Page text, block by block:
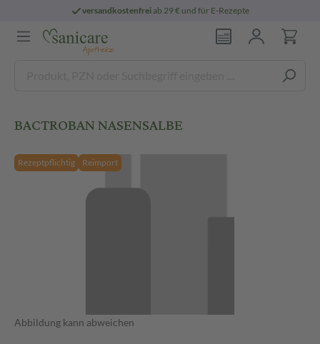
versandkostenfreiab 29 € und für E-Rezepte
BACTROBAN NASENSALBE
Rezeptpflichtig Reimport
Abbildung kann abweichen